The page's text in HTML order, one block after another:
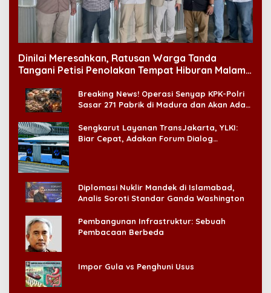
Dinilai Meresahkan, Ratusan Warga Tanda
Tangani Petisi Penolakan Tempat Hiburan Malam
Breaking News! Operasi Senyap KPK-Polri
Sasar 271 Pabrik di Madura dan Akan Ada
Sengkarut Layanan TransJakarta, YLKI:
Biar Cepat, Adakan Forum Dialog
Diplomasi Nuklir Mandek di Islamabad,
Analis Soroti Standar Ganda Washington
Pembangunan Infrastruktur: Sebuah
Pembacaan Berbeda
Impor Gula vs Penghuni Usus